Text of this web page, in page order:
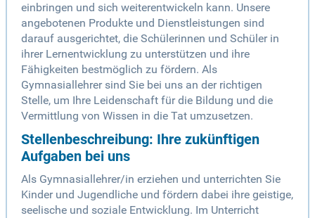
einbringen und sich weiterentwickeln kann. Unsere
angebotenen Produkte und Dienstleistungen sind
darauf ausgerichtet, die Schülerinnen und Schüler in
ihrer Lernentwicklung zu unterstützen und ihre
Fähigkeiten bestmöglich zu fördern. Als
Gymnasiallehrer sind Sie bei uns an der richtigen
Stelle, um Ihre Leidenschaft für die Bildung und die
Vermittlung von Wissen in die Tat umzusetzen.
Stellenbeschreibung: Ihre zukünftigen
Aufgaben bei uns
Als Gymnasiallehrer/in erziehen und unterrichten Sie
Kinder und Jugendliche und fördern dabei ihre geistige,
seelische und soziale Entwicklung. Im Unterricht